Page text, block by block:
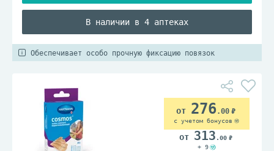
В наличии в 4 аптеках
Обеспечивает особо прочную фиксацию повязок
276.00
с учетом бонусов
313 .00
+ 9